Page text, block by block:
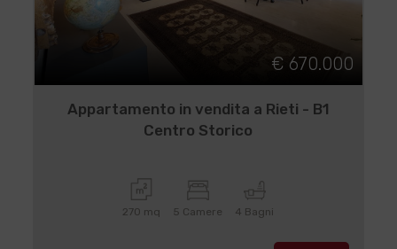
€ 670.000
Appartamento in vendita a Rieti - B1
Centro Storico
270 mq 5 Camere 4 Bagni